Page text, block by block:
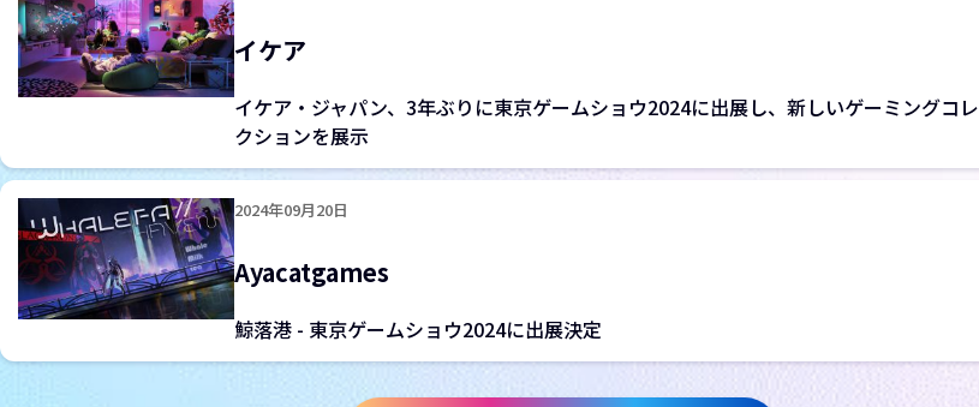
イケア
イケア・ジャパン、3年ぶりに東京ゲームショウ2024に出展し、新しいゲーミングコレ
クションを展示
2024年09月20日
Ayacatgames
鯨落港 - 東京ゲームショウ2024に出展決定